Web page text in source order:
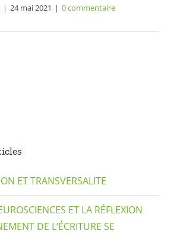
| 24 mai 2021 | 0 commentaire
ET TRANSVERSALITE
ET LA RÉFLEXION
DE L’ÉCRITURE SE